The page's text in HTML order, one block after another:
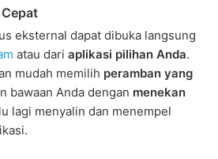
eksternal dapat dibuka langsung
atau dari aplikasi pilihan Anda.
mudah memilih peramban yang
bawaan Anda dengan menekan
lagi menyalin dan menempel